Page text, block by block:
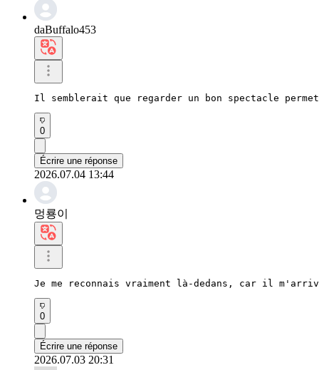
daBuffalo453
Il semblerait que regarder un bon spectacle
0
Écrire une réponse
2026.07.04 13:44
멍룡이
Je me reconnais vraiment là-dedans, car il
0
Écrire une réponse
2026.07.03 20:31